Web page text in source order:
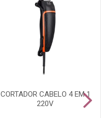
CORTADOR CABELO 4 EM 1
220V